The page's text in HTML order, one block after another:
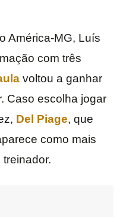
América-MG, Luís
com três
voltou a ganhar
Caso escolha jogar
Del Piage, que
como mais